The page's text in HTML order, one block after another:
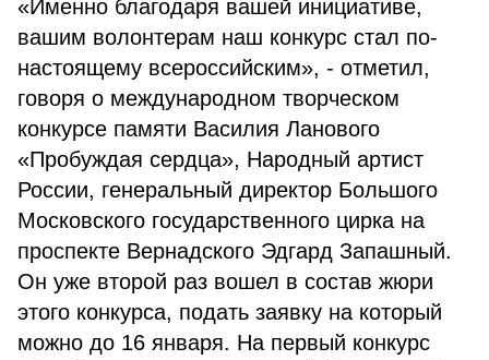
«Именно благодаря вашей инициативе,
вашим волонтерам наш конкурс стал по-
настоящему всероссийским», - отметил,
говоря о международном творческом
конкурсе памяти Василия Ланового
«Пробуждая сердца», Народный артист
России, генеральный директор Большого
Московского государственного цирка на
проспекте Вернадского Эдгард Запашный.
Он уже второй раз вошел в состав жюри
этого конкурса, подать заявку на который
можно до 16 января. На первый конкурс